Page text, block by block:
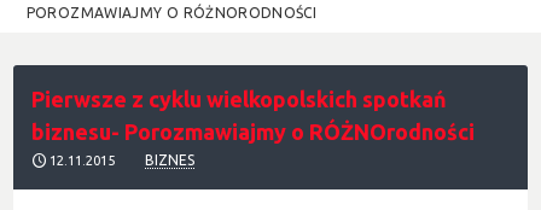
POROZMAWIAJMY O RÓŻNORODNOŚCI
Pierwsze z cyklu wielkopolskich spotkań
biznesu- Porozmawiajmy o RÓŻNOrodności
12.11.2015 BIZNES